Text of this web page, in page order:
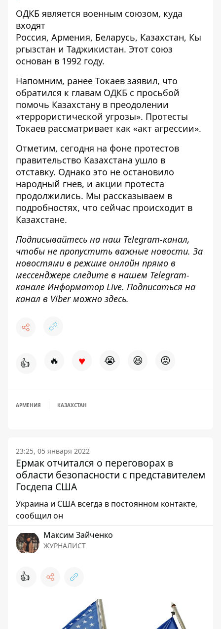
ОДКБ является военным союзом, куда
входят
Россия, Армения, Беларусь, Казахстан, Кы
ргызстан и Таджикистан. Этот союз
основан в 1992 году.
Напомним, ранее Токаев заявил, что
обратился к главам ОДКБ с просьбой
помочь Казахстану в преодолении
«террористической угрозы». Протесты
Токаев рассматривает как «акт агрессии».
Отметим, сегодня на фоне протестов
правительство Казахстана ушло в
отставку. Однако это не остановило
народный гнев, и акции протеста
продолжились. Мы рассказываем в
подробностях, что сейчас происходит в
Казахстане.
Подписывайтесь на наш Telegram-канал,
чтобы не пропустить важные новости. За
новостями в режиме онлайн прямо в
мессенджере следите в нашем Telegram-
канале Информатор Live. Подписаться на
канал в Viber можно здесь.
👍 🔥 ♥ 😭 😆 😡
АРМЕНИЯ КАЗАХСТАН
23:25, 05 января 2022
Ермак отчитался о переговорах в
области безопасности с представителем
Госдепа США
Украина и США всегда в постоянном контакте,
сообщил он
Максим Зайченко
ЖУРНАЛИСТ
👍